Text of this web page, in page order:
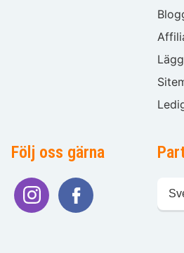
Följ oss gärna